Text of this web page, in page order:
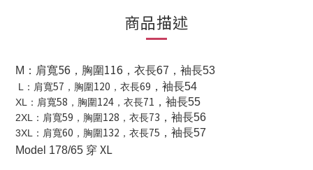
商品描述
M ：肩寬56 ，胸圍 116 ，衣長67 ，袖長53
L ：肩寬57 ，胸圍120 ，衣長69 ，袖長54
XL ：肩寬58 ，胸圍124 ，衣長71 ，袖長55
2XL ：肩寬59 ，胸圍128 ，衣長73 ，袖長56
3XL ：肩寬60 ，胸圍132 ，衣長75 ，袖長57
Model 178/65 穿 XL